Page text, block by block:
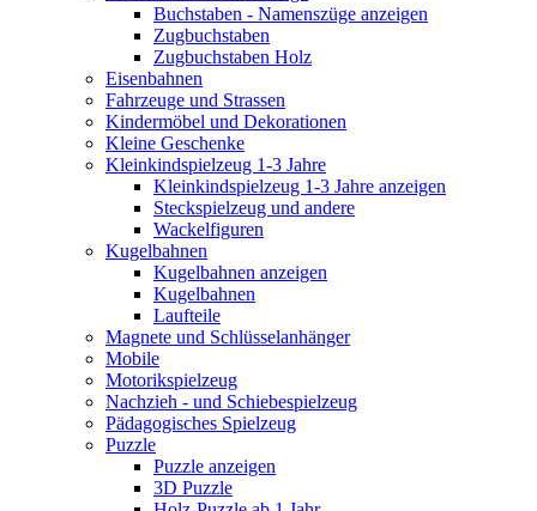
Buchstaben - Namenszüge anzeigen
Zugbuchstaben
Zugbuchstaben Holz
Eisenbahnen
Fahrzeuge und Strassen
Kindermöbel und Dekorationen
Kleine Geschenke
Kleinkindspielzeug 1-3 Jahre
Kleinkindspielzeug 1-3 Jahre anzeigen
Steckspielzeug und andere
Wackelfiguren
Kugelbahnen
Kugelbahnen anzeigen
Kugelbahnen
Laufteile
Magnete und Schlüsselanhänger
Mobile
Motorikspielzeug
Nachzieh - und Schiebespielzeug
Pädagogisches Spielzeug
Puzzle
Puzzle anzeigen
3D Puzzle